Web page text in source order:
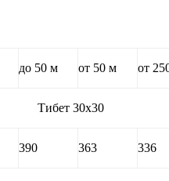
до 50 м от 50 м от
Тибет 30х30
390 363 336